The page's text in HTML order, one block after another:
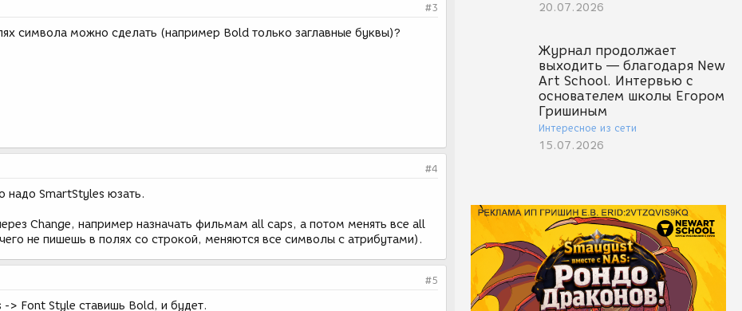
20.07.2026
Журнал продолжает
выходить — благодаря New
Art School. Интервью с
основателем школы Егором
Гришиным
Интересное из сети
15.07.2026
#3
символа можно сделать (например Bold только заглавные буквы)?
#4
надо SmartStyles юзать.
Change, например назначать фильмам all caps, а потом менять все all
не пишешь в полях со строкой, меняются все символы с атрибутами).
#5
-> Font Style ставишь Bold, и будет.